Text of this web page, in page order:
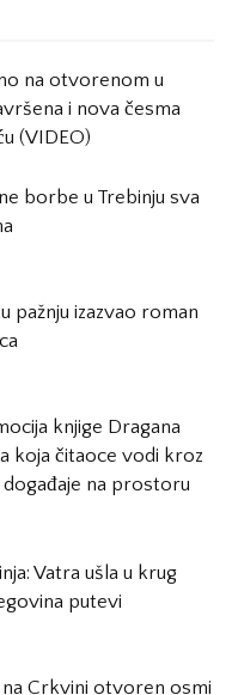
na otvorenom u
i nova česma
(VIDEO)
borbe u Trebinju sva
pažnju izazvao roman
knjige Dragana
koja čitaoce vodi kroz
na prostoru
Vatra ušla u krug
putevi
Crkvini otvoren osmi